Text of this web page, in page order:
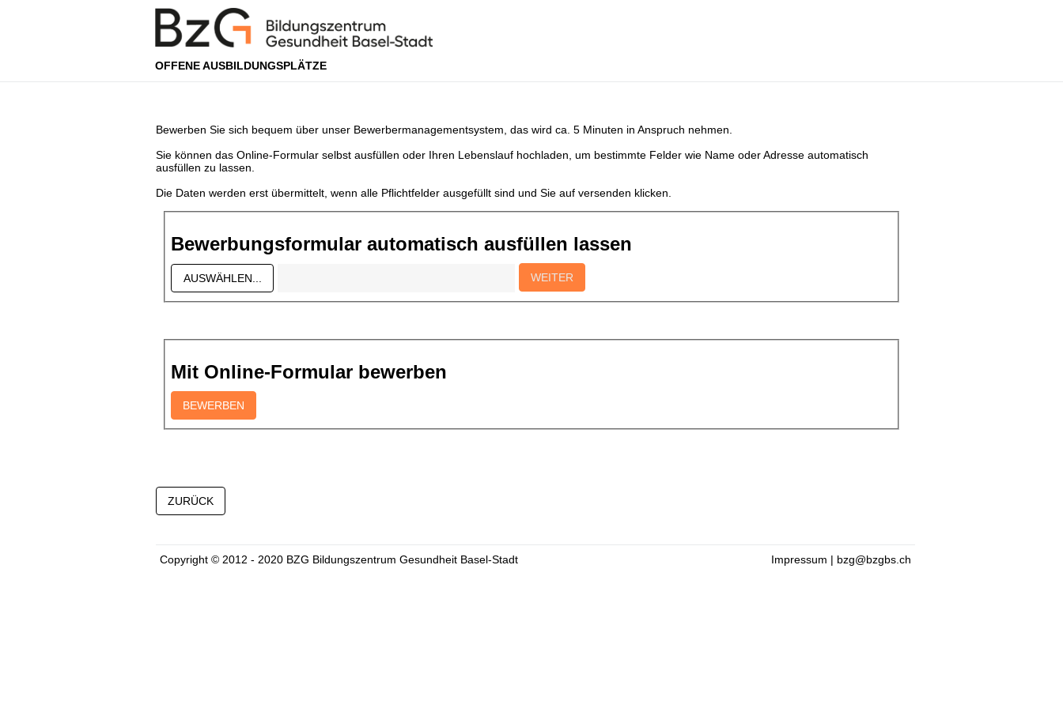
OFFENE AUSBILDUNGSPLÄTZE
Bewerben Sie sich bequem über unser Bewerbermanagementsystem, das wird ca. 5 Minuten in Anspruch nehmen.
Sie können das Online-Formular selbst ausfüllen oder Ihren Lebenslauf hochladen, um bestimmte Felder wie Name oder Adresse automatisch
ausfüllen zu lassen.
Die Daten werden erst übermittelt, wenn alle Pflichtfelder ausgefüllt sind und Sie auf versenden klicken.
Bewerbungsformular automatisch ausfüllen lassen
Mit Online-Formular bewerben
Copyright © 2012 - 2020 BZG Bildungszentrum Gesundheit Basel-Stadt Impressum | bzg@bzgbs.ch